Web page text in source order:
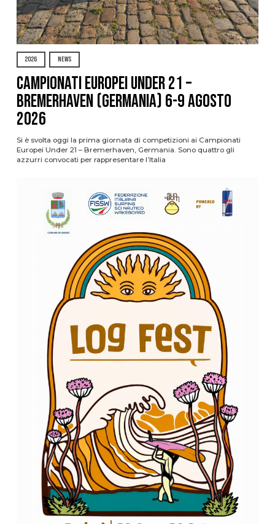
2026 NEWS
Campionati Europei Under 21 –
Bremerhaven (Germania) 6-9 agosto
2026
Si è svolta oggi la prima giornata di competizioni ai Campionati
Europei Under 21 – Bremerhaven, Germania. Sono quattro gli
azzurri convocati per rappresentare l’Italia